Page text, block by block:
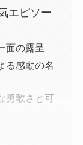
エピソー
面の露呈
る感動の名
勇敢さと可